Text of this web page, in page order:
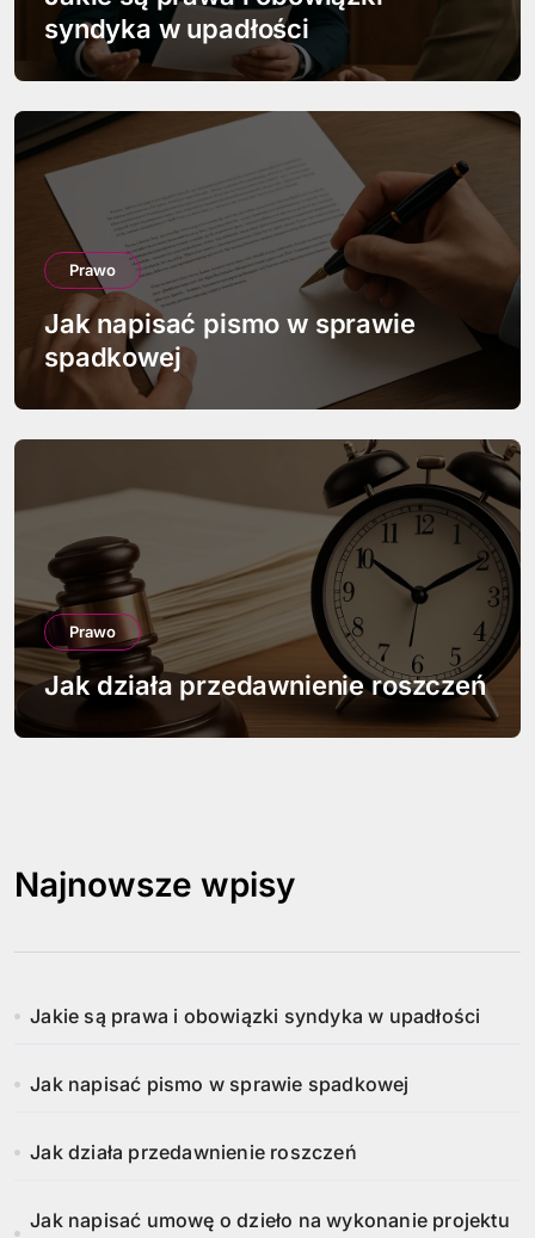
i
s
u
syndyka w upadłości
Prawo
Jak napisać pismo w sprawie
spadkowej
Prawo
Jak działa przedawnienie roszczeń
Najnowsze wpisy
Jakie są prawa i obowiązki syndyka w upadłości
Jak napisać pismo w sprawie spadkowej
Jak działa przedawnienie roszczeń
Jak napisać umowę o dzieło na wykonanie projektu